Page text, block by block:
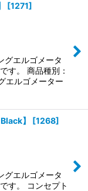
[1271]
グエルゴメータ
す。 商品種別：
エルゴメーター
】 [1268]
グエルゴメータ
す。 コンセプト